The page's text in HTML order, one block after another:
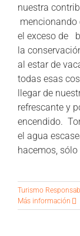
nuestra
mencionando
el exceso de
la
al estar de
todas esas
llegar de
refrescante y
encendido.
el agua
hacemos, sólo
Turismo
Más información